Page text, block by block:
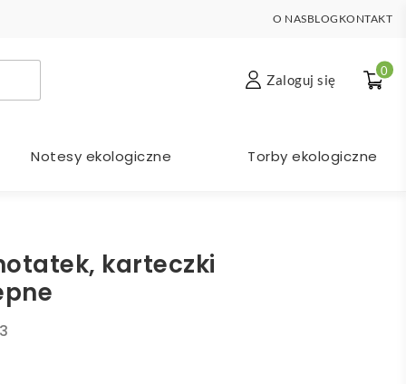
O NASBLOG KONTAKT
Zaloguj się
0
Notesy ekologiczne Torby ekologiczne
karteczki